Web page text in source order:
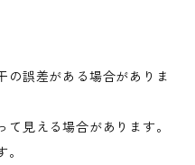
誤差がある場合がありま
見える場合があります。